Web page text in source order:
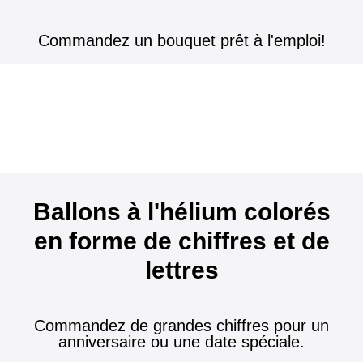
Commandez un bouquet prêt à l'emploi!
Ballons à l'hélium colorés
en forme de chiffres et de
lettres
Commandez de grandes chiffres pour un
anniversaire ou une date spéciale.